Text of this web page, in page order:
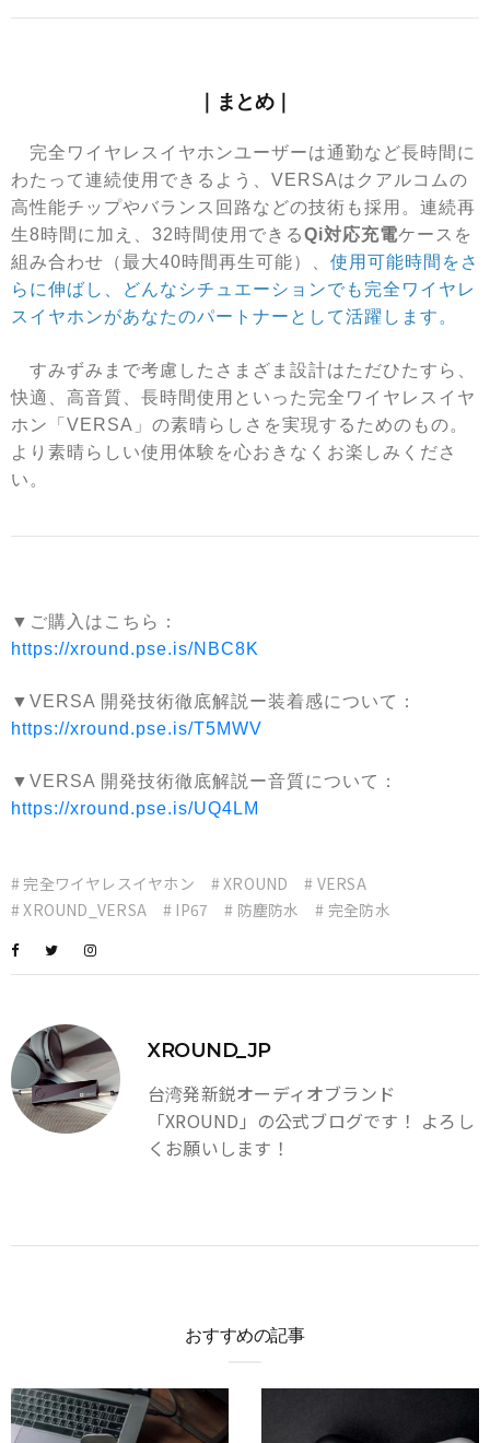
｜まとめ｜
完全ワイヤレスイヤホンユーザーは通勤など長時間に
わたって連続使用できるよう、VERSAはクアルコムの
高性能チップやバランス回路などの技術も採用。連続再
生8時間に加え、32時間使用できるQi対応充電ケースを
組み合わせ（最大40時間再生可能）、 使用可能時間をさ
らに伸ばし、どんなシチュエーションでも完全ワイヤレ
スイヤホンがあなたのパートナーとして活躍します。
すみずみまで考慮したさまざま設計はただひたすら、
快適、高音質、長時間使用といった完全ワイヤレスイヤ
ホン「VERSA」の素晴らしさを実現するためのもの。
より素晴らしい使用体験を心おきなくお楽しみくださ
い。
▼ご購入はこちら：
https://xround.pse.is/NBC8K
▼VERSA 開発技術徹底解説ー装着感について：
https://xround.pse.is/T5MWV
▼VERSA 開発技術徹底解説ー音質について：
https://xround.pse.is/UQ4LM
# 完全ワイヤレスイヤホン # XROUND
# VERSA
# XROUND_VERSA
# IP67 # 防塵防水 # 完全防水
XROUND_JP
台湾発新鋭オーディオブランド
「XROUND」の公式ブログです！ よろし
くお願いします！
おすすめの記事